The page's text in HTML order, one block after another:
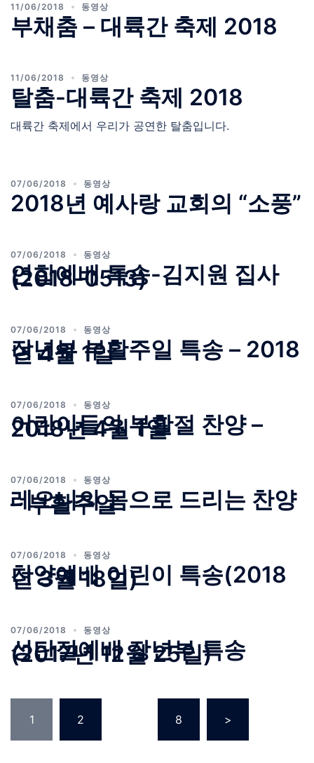
11/06/2018 동영상
부채춤 – 대륙간 축제 2018
11/06/2018 동영상
탈춤-대륙간 축제 2018
대륙간 축제에서 우리가 공연한 탈춤입니다.
07/06/2018 동영상
2018년 예사랑 교회의 “소풍”
07/06/2018 동영상
연합예배 특송-김지원 집사
(2018-0513)
07/06/2018 동영상
장년부 부활주일 특송 – 2018
년 4월 1일
07/06/2018 동영상
어린이들의 부활절 찬양 –
2018년 4월 1일
07/06/2018 동영상
레오니의 몸으로 드리는 찬양
– 부활주일
07/06/2018 동영상
찬양예배 어린이 특송(2018
년 3월 18일)
07/06/2018 동영상
성탄절예배 장년부 특송
(2017년 12월 25일)
1 2 8 >